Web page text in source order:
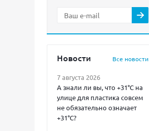
Новости Все новости
7 августа 2026
А знали ли вы, что +31°C на
улице для пластика совсем
не обязательно означает
+31°C?